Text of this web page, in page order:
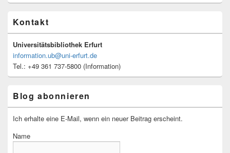
Kontakt
Universitätsbibliothek Erfurt
information.ub@uni-erfurt.de
Tel.: +49 361 737-5800 (Information)
Blog abonnieren
Ich erhalte eine E-Mail, wenn ein neuer Beitrag erscheint.
Name